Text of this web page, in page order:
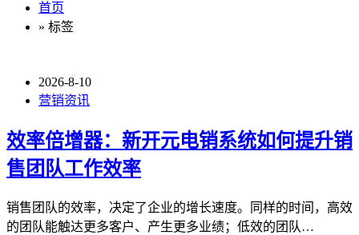
首页
» 标签
2026-8-10
营销资讯
效率倍增器：新开元电销系统如何提升销
售团队工作效率
销售团队的效率，决定了企业的增长速度。同样的时间，高效
的团队能触达更多客户、产生更多业绩；低效的团队…